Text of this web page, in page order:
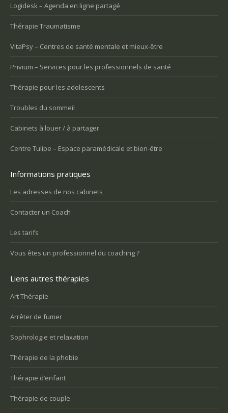
Logidesk – Agenda en ligne partagé
Thérapie Traumatisme
VitaPsy – Centres de santé mentale et mieux-être
Privium – Services pour les professionnels de santé
Thérapie pour les adolescents
Troubles du sommeil
Cabinets à louer / à partager
Centre Tulipe – Espace paramédicale et bien-être
Informations pratiques
Les adresses de nos cabinets
Contacter un Coach
Les tarifs
Vous êtes un professionnel du coaching ?
Liens autres thérapies
Art Thérapie
Arrêter de fumer
Sophrologie et relaxation
Thérapie de la phobie
Thérapie d’enfant
Thérapie de couple